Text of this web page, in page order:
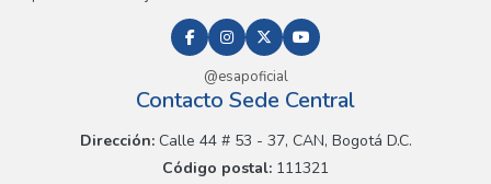
@esapoficial
Contacto Sede Central
Dirección:Calle 44 # 53 - 37, CAN, Bogotá D.C.
Código postal: 111321